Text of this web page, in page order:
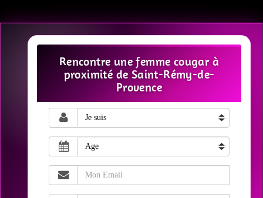
Rencontre une femme cougar à
proximité de Saint-Rémy-de-
Provence